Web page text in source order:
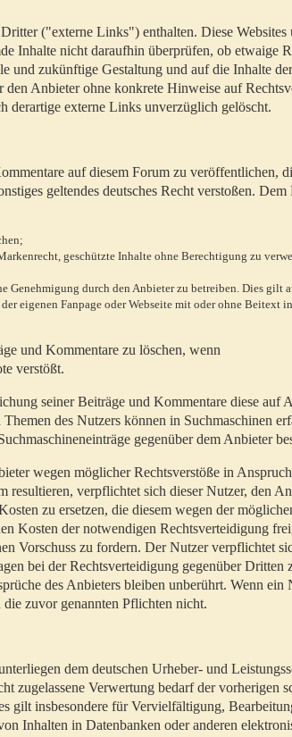
("externe Links") enthalten. Diese
Inhalte nicht daraufhin überprüfen, ob etwaige
und zukünftige Gestaltung und auf die Inhalte
Anbieter ohne konkrete Hinweise auf
derartige externe Links unverzüglich gelöscht.
auf diesem Forum zu veröffentlichen,
geltendes deutsches Recht verstoßen.
geschützte Inhalte ohne Berechtigung zu
Genehmigung durch den Anbieter zu betreiben. Dies gilt
eigenen Fanpage oder Webseite mit oder ohne Beitext
und Kommentare zu löschen, wenn
verstößt.
seiner Beiträge und Kommentare diese auf
des Nutzers können in Suchmaschinen
gegenüber dem Anbieter
wegen möglicher Rechtsverstöße in
resultieren, verpflichtet sich dieser Nutzer, den
zu ersetzen, die diesem wegen der
Kosten der notwendigen Rechtsverteidigung
Vorschuss zu fordern. Der Nutzer verpflichtet
bei der Rechtsverteidigung gegenüber Dritten
des Anbieters bleiben unberührt. Wenn
zuvor genannten Pflichten nicht.
dem deutschen Urheber- und
zugelassene Verwertung bedarf der vorherigen
gilt insbesondere für Vervielfältigung,
Inhalten in Datenbanken oder anderen